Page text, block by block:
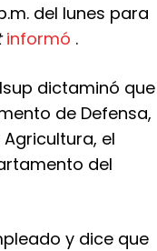
del lunes para
informó .
dictaminó que
de Defensa,
el
del
y dice que